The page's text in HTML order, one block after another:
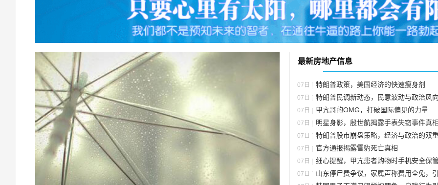
最新房地产信息
07日 特朗普政策，美国经济的快速瘦身剂
07日 特朗普民调新动态，民意波动与政治风
07日 甲亢哥的OMG，打破国际偏见的力量
07日 明星身影，殷世航揭露手表失窃事件真
07日 特朗普股市崩盘策略，经济与政治的双重游
07日 官方通报揭露雪豹死亡真相
07日 细心提醒，甲亢患者购物时手机安全保管的重要
07日 山东停尸费争议，家属声称费用全免，引发社会广泛关注与深刻反